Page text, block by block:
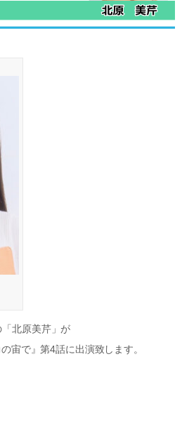
北原美芹」が
宙で』第4話に出演致します。